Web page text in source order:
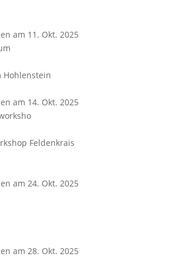
am 11. Okt. 2025
Hohlenstein
am 14. Okt. 2025
Feldenkrais
am 24. Okt. 2025
am 28. Okt. 2025